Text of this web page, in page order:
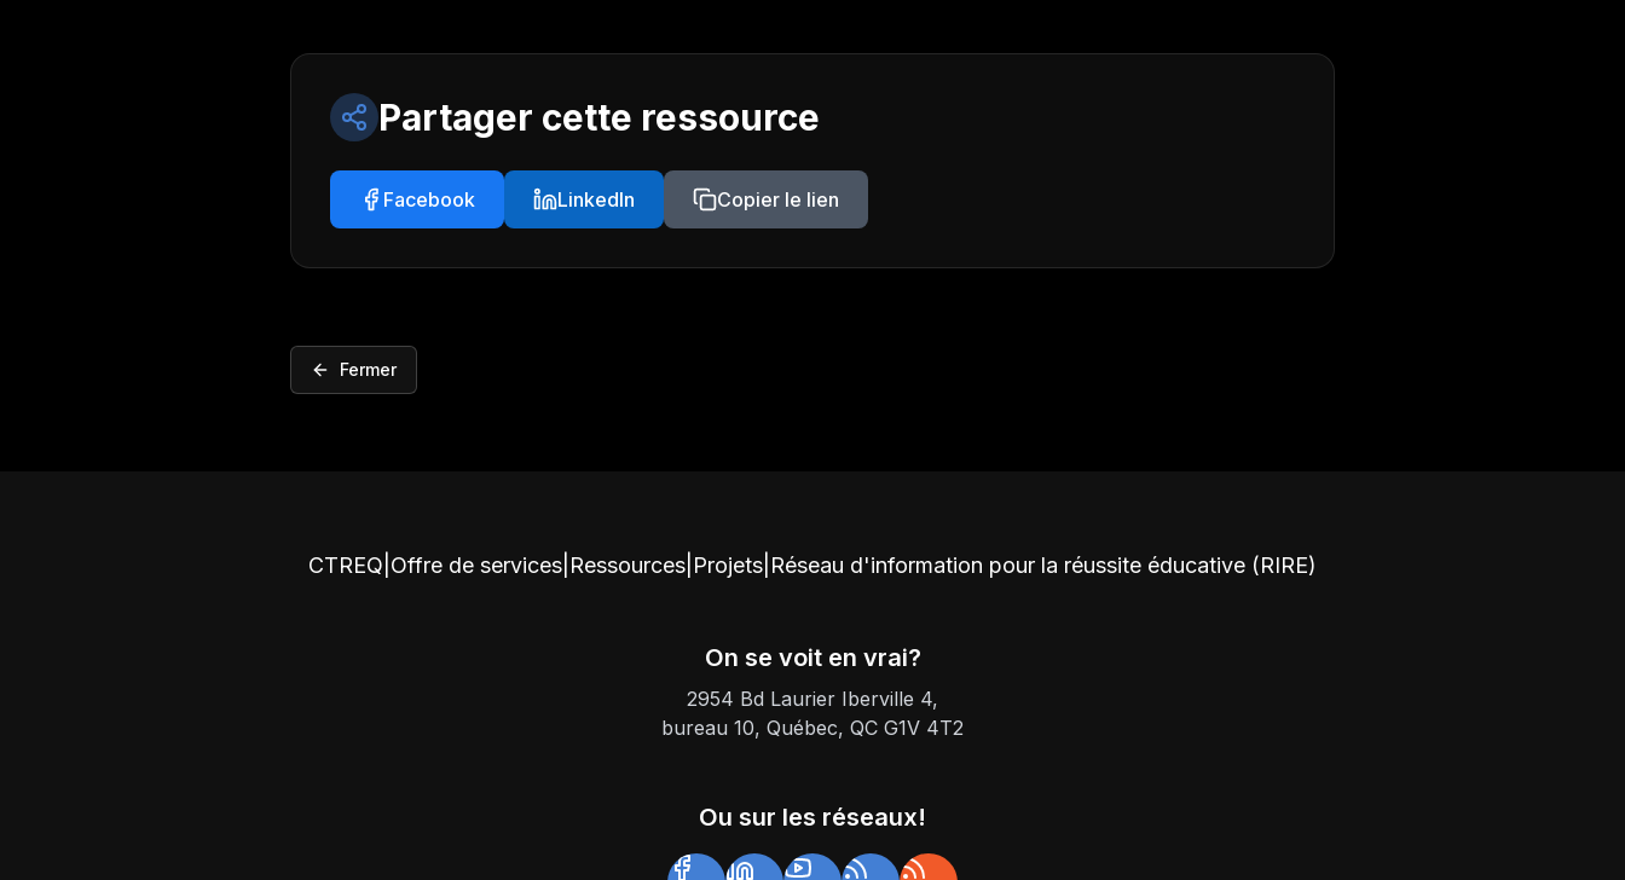
Partager cette ressource
Facebook LinkedIn Copier le lien
Fermer
CTREQ Offre de services Ressources Projets Réseau d'information pour la réussite éducative (RIRE)
On se voit en vrai?
2954 Bd Laurier Iberville 4,
bureau 10, Québec, QC G1V 4T2
Ou sur les réseaux!